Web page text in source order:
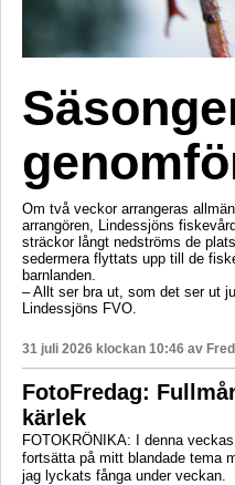
Om två veckor arrangeras
arrangören, Lindessjöns
sträckor långt nedströms de
sedermera flyttats upp till de
barnlanden.
– Allt ser bra ut, som det ser ut
Lindessjöns FVO.
31 juli 2026 klockan 10:46 av
FotoFredag:
kärlek
FOTOKRÖNIKA: I denna
fortsätta på mitt blandade tema
jag lyckats fånga under veckan.